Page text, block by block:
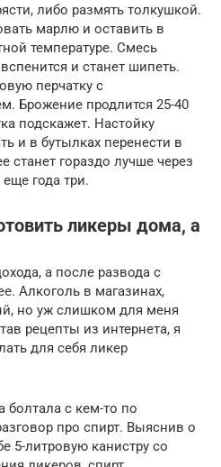
либо размять толкушкой.
марлю и оставить в
температуре. Смесь
и станет шипеть.
перчатку с
Брожение продлится 25-40
подскажет. Настойку
и в бутылках перенести в
станет гораздо лучше через
года три.
ликеры дома, а
а после развода с
Алкоголь в магазинах,
но уж слишком для меня
рецепты из интернета, я
для себя ликер
болтала с кем-то по
про спирт. Выяснив о
5-литровую канистру со